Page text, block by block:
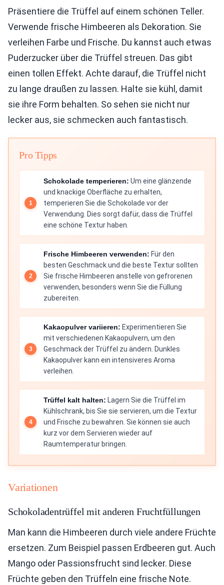
Präsentiere die Trüffel auf einem schönen Teller.
Verwende frische Himbeeren als Dekoration. Sie
verleihen Farbe und Frische. Du kannst auch etwas
Puderzucker über die Trüffel streuen. Das gibt
einen tollen Effekt. Achte darauf, die Trüffel nicht
zu lange draußen zu lassen. Halte sie kühl, damit
sie ihre Form behalten. So sehen sie nicht nur
lecker aus, sie schmecken auch fantastisch.
Pro Tipps
Schokolade temperieren: Um eine glänzende
und knackige Oberfläche zu erhalten,
temperieren Sie die Schokolade vor der
Verwendung. Dies sorgt dafür, dass die Trüffel
eine schöne Textur haben.
Frische Himbeeren verwenden: Für den
besten Geschmack und die beste Textur sollten
Sie frische Himbeeren anstelle von gefrorenen
verwenden, besonders wenn Sie die Füllung
zubereiten.
Kakaopulver variieren: Experimentieren Sie
mit verschiedenen Kakaopulvern, um den
Geschmack der Trüffel zu ändern. Dunkles
Kakaopulver kann ein intensiveres Aroma
verleihen.
Trüffel kalt halten: Lagern Sie die Trüffel im
Kühlschrank, bis Sie sie servieren, um die Textur
und Frische zu bewahren. Sie können sie auch
kurz vor dem Servieren wieder auf
Raumtemperatur bringen.
Variationen
Schokoladentrüffel mit anderen Fruchtfüllungen
Man kann die Himbeeren durch viele andere Früchte
ersetzen. Zum Beispiel passen Erdbeeren gut. Auch
Mango oder Passionsfrucht sind lecker. Diese
Früchte geben den Trüffeln eine frische Note.